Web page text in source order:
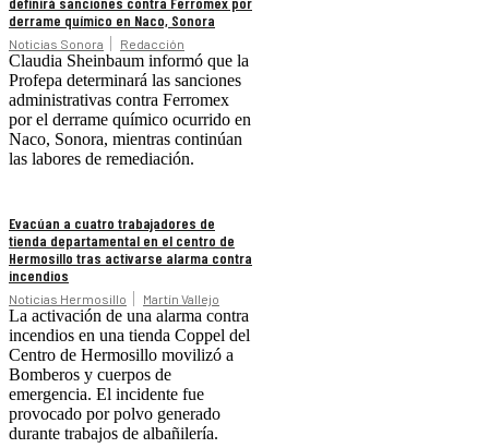
derrame químico en Naco, Sonora
Noticias Sonora Redacción
Claudia Sheinbaum informó que la
Profepa determinará las sanciones
administrativas contra Ferromex
por el derrame químico ocurrido en
Naco, Sonora, mientras continúan
las labores de remediación.
Evacúan a cuatro trabajadores de
tienda departamental en el centro de
Hermosillo tras activarse alarma contra
incendios
Noticias Hermosillo Martín Vallejo
La activación de una alarma contra
incendios en una tienda Coppel del
Centro de Hermosillo movilizó a
Bomberos y cuerpos de
emergencia. El incidente fue
provocado por polvo generado
durante trabajos de albañilería.